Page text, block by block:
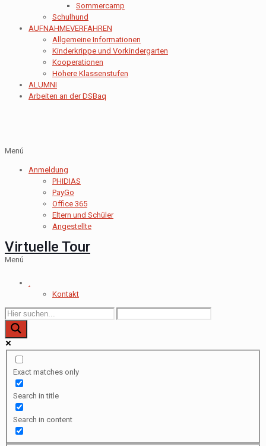
Sommercamp
Schulhund
AUFNAHMEVERFAHREN
Allgemeine Informationen
Kinderkrippe und Vorkindergarten
Kooperationen
Höhere Klassenstufen
ALUMNI
Arbeiten an der DSBaq
Menú
Anmeldung
PHIDIAS
PayGo
Office 365
Eltern und Schüler
Angestellte
Virtuelle Tour
Menú
.
Kontakt
Exact matches only
Search in title
Search in content